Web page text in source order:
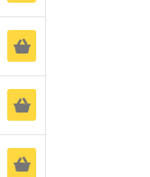
Ä
Ä
Ä